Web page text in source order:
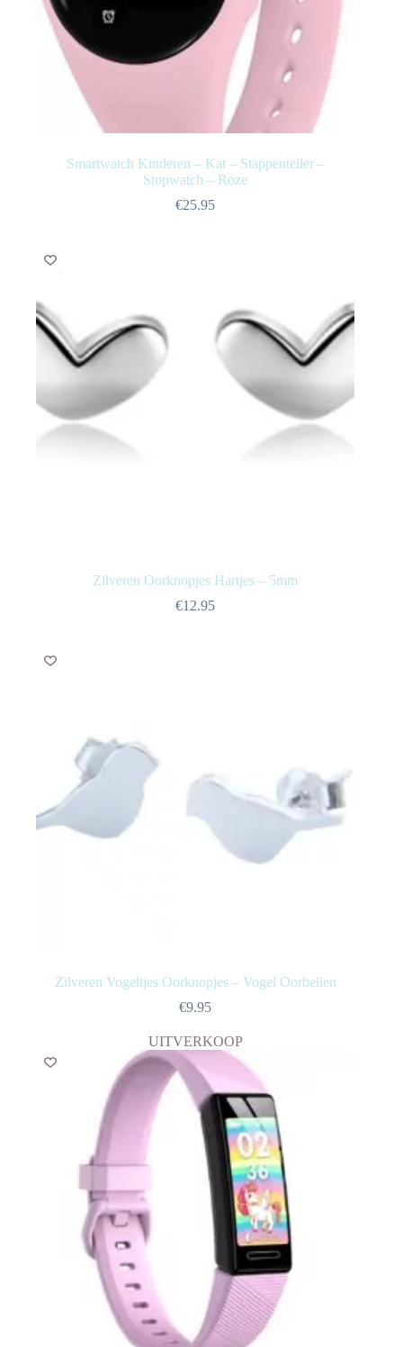
Smartwatch Kinderen – Kat – Stappenteller –
Stopwatch – Roze
€25.95
Zilveren Oorknopjes Hartjes – 5mm
€12.95
Zilveren Vogeltjes Oorknopjes – Vogel Oorbellen
€9.95
UITVERKOOP